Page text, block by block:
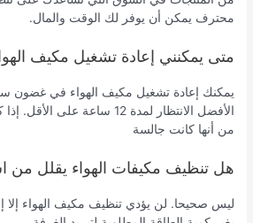
محترف يمكن أن يوفر لك الوقت والمال.
متى يمكنني إعادة تشغيل مكيف
يمكنك إعادة تشغيل مكيف الهواء في غضون
الأفضل الانتظار لمدة 12 ساعة
من أنها كانت جالسة
هل تنظيف مكيفات الهواء يقلل من
ليس صحيحا. لن يؤدي تنظيف مكيف الهواء إلا